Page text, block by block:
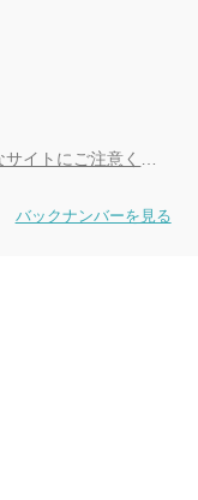
【重要なお知らせ】弊社の名を語る悪質なサイトにご注意ください
バックナンバーを見る